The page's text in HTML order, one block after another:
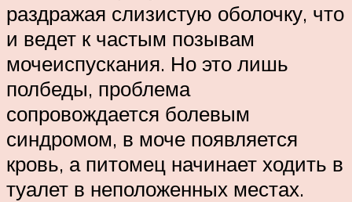
раздражая слизистую оболочку, что
и ведет к частым позывам
мочеиспускания. Но это лишь
полбеды, проблема
сопровождается болевым
синдромом, в моче появляется
кровь, а питомец начинает ходить в
туалет в неположенных местах.